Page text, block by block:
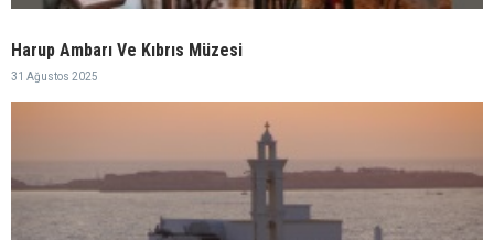
Harup Ambarı Ve Kıbrıs Müzesi
31 Ağustos 2025